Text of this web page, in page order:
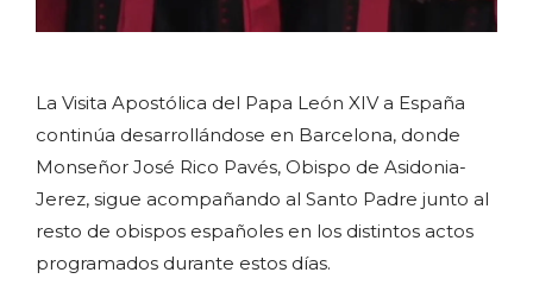
La Visita Apostólica del Papa León XIV a España
continúa desarrollándose en Barcelona, donde
Monseñor José Rico Pavés, Obispo de Asidonia-
Jerez, sigue acompañando al Santo Padre junto al
resto de obispos españoles en los distintos actos
programados durante estos días.